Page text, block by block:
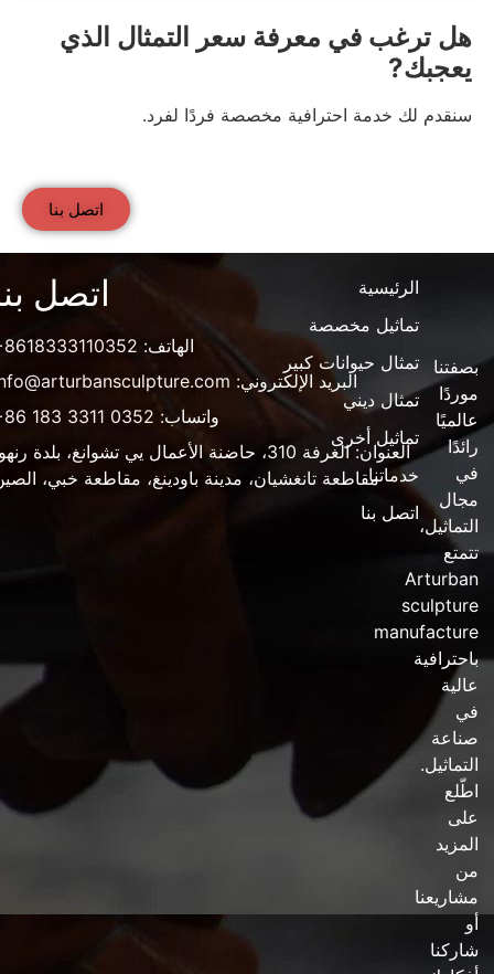
هل ترغب في معرفة سعر التمثال الذي
يعجبك?
سنقدم لك خدمة احترافية مخصصة فردًا لفرد.
اتصل بنا
بصفتنا
موردًا
عالميًا
رائدًا
في
مجال
التماثيل،
تتمتع
Arturban
sculpture
manufacture
باحترافية
عالية
في
صناعة
التماثيل.
اطّلع
على
المزيد
من
مشاريعنا
أو
شاركنا
الرئيسية
تماثيل مخصصة
تمثال حيوانات كبير
تمثال ديني
تماثيل أخرى
خدماتنا
اتصل بنا
اتصل
الهاتف:
البريد الإلكتروني:
واتساب: 183 3311 0352
العنوان: الغرفة 310، حاضنة الأعمال يي تشوانغ، بلدة
مقاطعة تانغشيان، مدينة باودينغ، مقاطعة خبي،